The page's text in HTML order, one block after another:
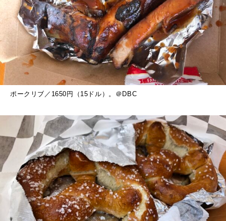
ポークリブ／1650円（15ドル）。＠DBC